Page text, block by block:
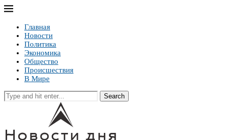
Главная
Новости
Политика
Экономика
Общество
Происшествия
В Мире
Search